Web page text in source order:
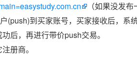
（如果没发
到买家账号，买家接收后，系
后，再进行带价push交易。
册商。